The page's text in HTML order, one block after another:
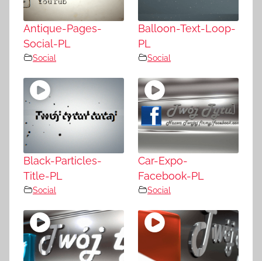
Antique-Pages-
Social-PL
Social
Balloon-Text-Loop-
PL
Social
Black-Particles-
Title-PL
Social
Car-Expo-
Facebook-PL
Social